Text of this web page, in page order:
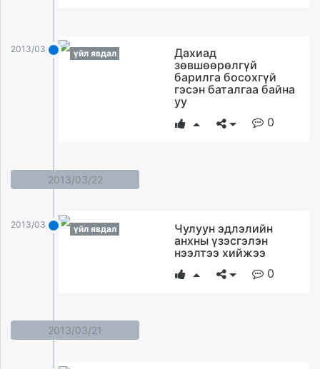
2013/03/24 үйл явдал
Дахиад
зөвшөөрөлгүй
барилга босохгүй
гэсэн баталгаа байна
уу
0
2013/03/22
2013/03/22 үйл явдал
Чулуун эдлэлийн
анхны үзэсгэлэн
нээлтээ хийжээ
0
2013/03/21